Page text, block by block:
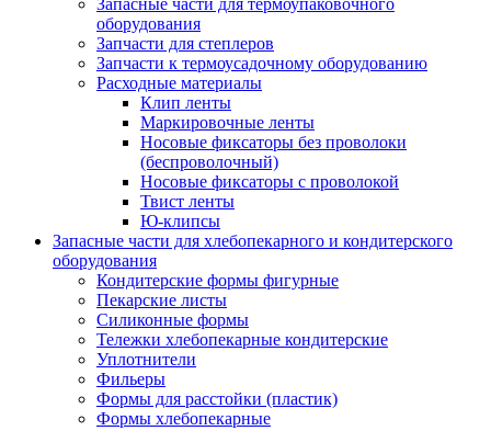
оборудования
Запчасти для степлеров
Запчасти к термоусадочному оборудованию
Расходные материалы
Клип ленты
Маркировочные ленты
Носовые фиксаторы без проволоки
(беспроволочный)
Носовые фиксаторы с проволокой
Твист ленты
Ю-клипсы
Запасные части для хлебопекарного и кондитерского
оборудования
Кондитерские формы фигурные
Пекарские листы
Силиконные формы
Тележки хлебопекарные кондитерские
Уплотнители
Фильеры
Формы для расстойки (пластик)
Формы хлебопекарные